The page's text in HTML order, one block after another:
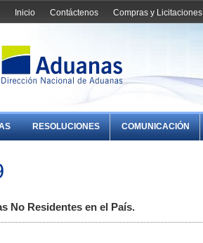
Compras y Licitaciones
Contáctenos
Inicio
RESOLUCIONES COMUNICACIÓN
No Residentes en el País.